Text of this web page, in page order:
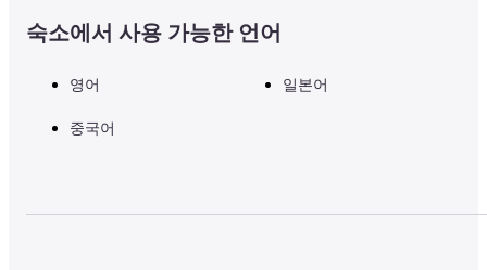
숙소에서 사용 가능한 언어
영어 일본어
중국어